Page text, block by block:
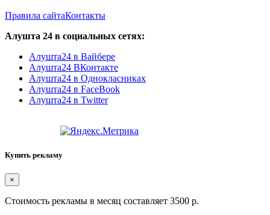
Правила сайтаКонтакты
Алушта 24 в социальных сетях:
Алушта24 в Вайбере
Алушта24 ВКонтакте
Алушта24 в Однокласниках
Алушта24 в FaceBook
Алушта24 в Twitter
Купить рекламу
×
Стоимость рекламы в месяц составляет 3500 р.